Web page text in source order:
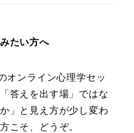
たい方へ
オンライン心理学セッ
答えを出す場」ではな
」と見え方が少し変わ
こそ、どうぞ。